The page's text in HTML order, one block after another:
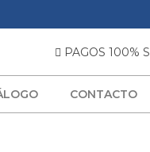
PAGOS 100%
CONTACTO